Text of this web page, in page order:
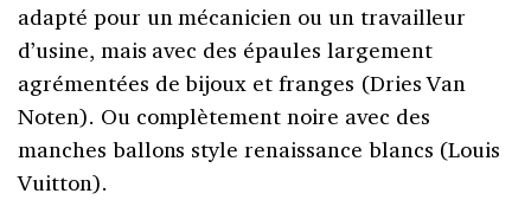
adapté pour un mécanicien ou un travailleur
d’usine, mais avec des épaules largement
agrémentées de bijoux et franges (Dries Van
Noten). Ou complètement noire avec des
manches ballons style renaissance blancs (Louis
Vuitton).